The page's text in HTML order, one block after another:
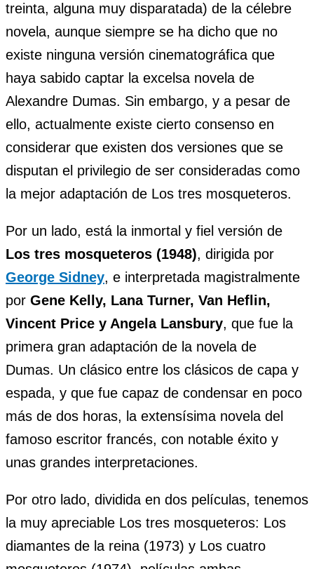
treinta, alguna muy disparatada) de la célebre
novela, aunque siempre se ha dicho que no
existe ninguna versión cinematográfica que
haya sabido captar la excelsa novela de
Alexandre Dumas. Sin embargo, y a pesar de
ello, actualmente existe cierto consenso en
considerar que existen dos versiones que se
disputan el privilegio de ser consideradas como
la mejor adaptación de Los tres mosqueteros.
Por un lado, está la inmortal y fiel versión de
Los tres mosqueteros (1948), dirigida por
George Sidney, e interpretada magistralmente
por Gene Kelly, Lana Turner, Van Heflin,
Vincent Price y Angela Lansbury, que fue la
primera gran adaptación de la novela de
Dumas. Un clásico entre los clásicos de capa y
espada, y que fue capaz de condensar en poco
más de dos horas, la extensísima novela del
famoso escritor francés, con notable éxito y
unas grandes interpretaciones.
Por otro lado, dividida en dos películas, tenemos
la muy apreciable Los tres mosqueteros: Los
diamantes de la reina (1973) y Los cuatro